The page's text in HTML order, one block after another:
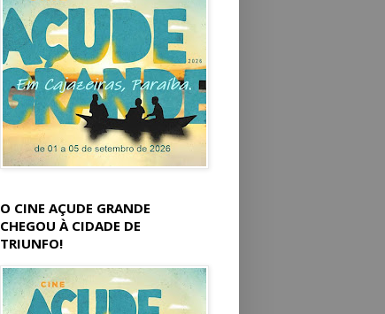
O CINE AÇUDE GRANDE
CHEGOU À CIDADE DE
TRIUNFO!